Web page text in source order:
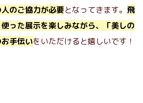
のご協力が必要となってきます。 飛
った展示を楽しみながら、「美しの
手伝いをいただけると嬉しいです！